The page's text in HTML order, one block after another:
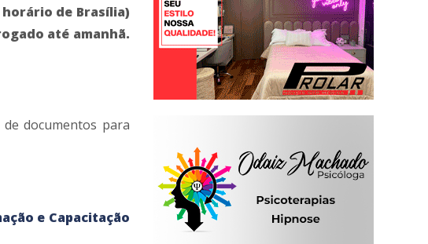
de Brasília)
até amanhã.
documentos para
e Capacitação